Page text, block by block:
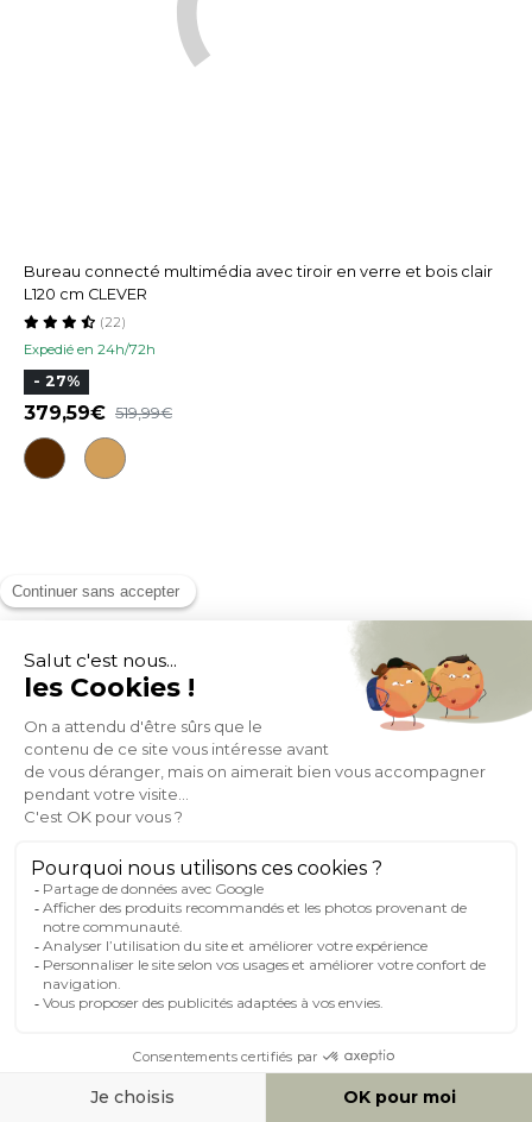
Bureau connecté multimédia avec tiroir en verre et bois clair
L120 cm CLEVER
Expedié en 24h/72h
(22)
- 27%
379,59 519,99
Bureau connecté multimédia verre blanc et bois clair L120 cm